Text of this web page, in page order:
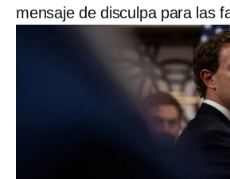
mensaje de disculpa para las